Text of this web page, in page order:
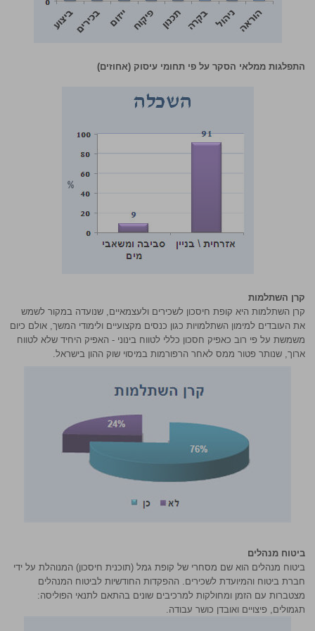
התפלגות ממלאי הסקר על פי תחומי עיסוק (אחוזים)
קרן השתלמות
קרן השתלמות היא קופת חיסכון לשכירים ולעצמאיים, שנועדה במקור לשמש
את העובדים למימון השתלמויות כגון כנסים מקצועיים ולימודי המשך, אולם כיום
משמשת על פי רוב כאפיק חסכון כללי לטווח בינוני - האפיק היחיד שלא לטווח
ארוך, שנותר פטור ממס לאחר הרפורמות במיסוי שוק ההון בישראל.
ביטוח מנהלים
ביטוח מנהלים הוא שם מסחרי של קופת גמל (תוכנית חיסכון) המנוהלת על ידי
חברת ביטוח והמיועדת לשכירים. ההפקדות החודשיות לביטוח המנהלים
מצטברות עם הזמן ומחולקות למרכיבים שונים בהתאם לתנאי הפוליסה:
תגמולים, פיצויים ואובדן כושר עבודה.